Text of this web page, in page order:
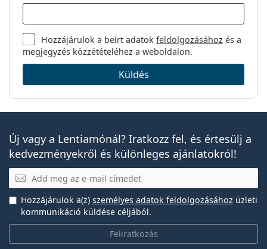
Hozzájárulok a beírt adatokfeldolgozásához és a
megjegyzés közzétételéhez a weboldalon.
Küldés
Új vagy a Lentiamónál? Iratkozz fel, és értesülj a
kedvezményekről és különleges ajánlatokról!
E-mail
Feliratkozás
Hozzájárulok a(z) személyes adatok feldolgozásához üzleti
kommunikáció küldése céljából.